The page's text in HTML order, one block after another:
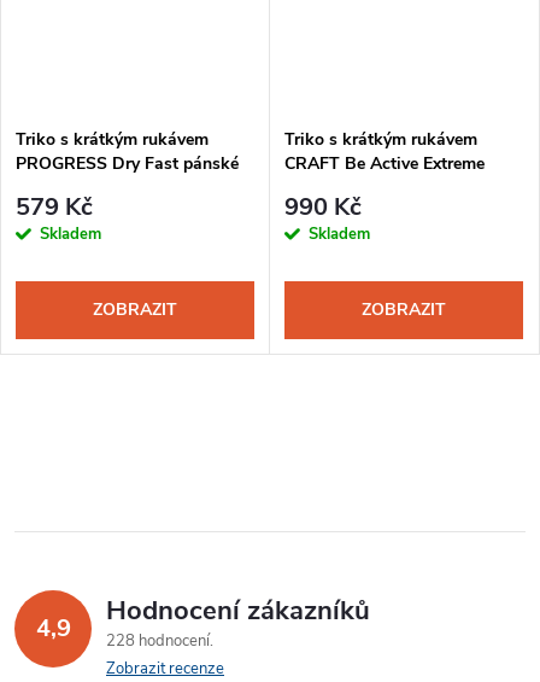
Triko s krátkým rukávem
PROGRESS Dry Fast pánské
579 Kč
Skladem
ZOBRAZIT
Triko s krátkým rukávem
CRAFT Be Active Extreme
990 Kč
Skladem
ZOBRAZIT
4,9 Hodnocení zákazníků
228 hodnocení
Zobrazit recenze